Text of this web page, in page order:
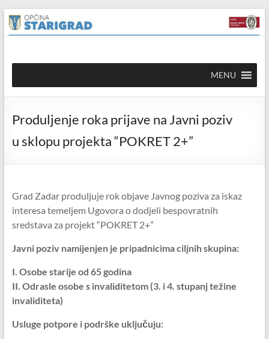
content
Skip
to
content
Općina
Starigrad
mrežna
stranica
MENU
Produljenje roka prijave na Javni poziv
u sklopu projekta “POKRET 2+”
Grad Zadar produljuje rok objave Javnog poziva za iskaz
interesa temeljem Ugovora o dodjeli bespovratnih
sredstava za projekt “POKRET 2+”
Javni poziv namijenjen je pripadnicima ciljnih skupina:
I. Osobe starije od 65 godina
II. Odrasle osobe s invaliditetom (3. i 4. stupanj težine
invaliditeta)
Usluge potpore i podrške uključuju: